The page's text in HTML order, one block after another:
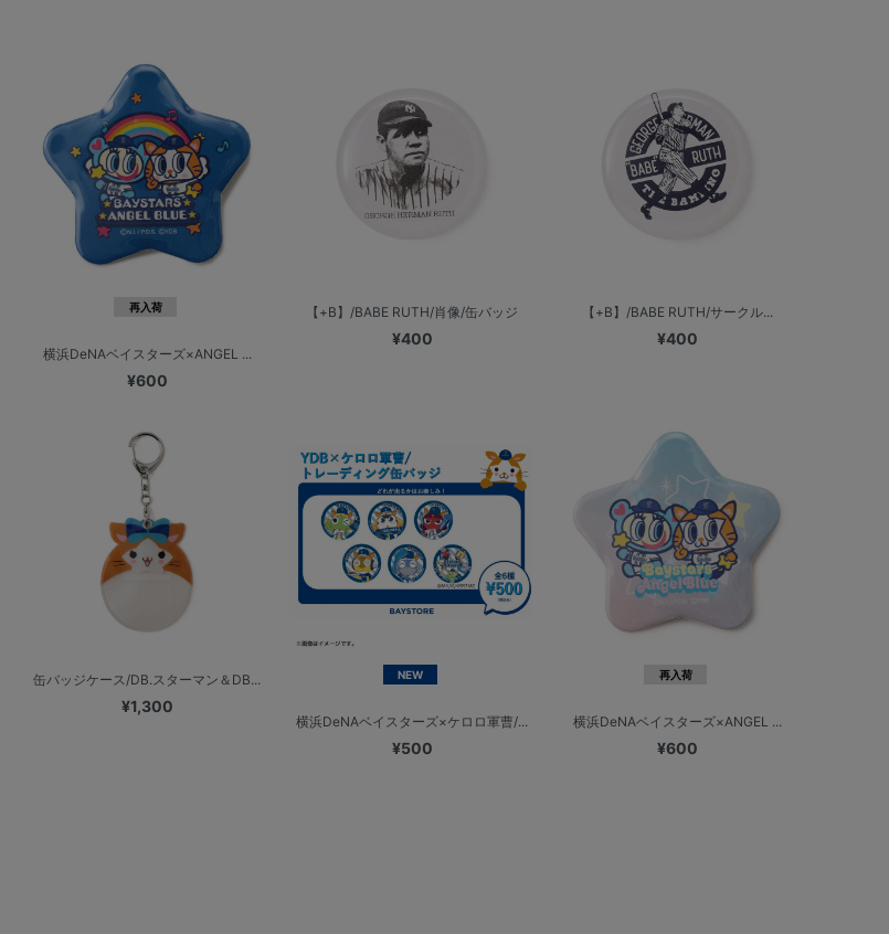
再入荷
横浜DeNAベイスターズ×ANGEL ...
¥600
【+B】/BABE RUTH/肖像/缶バッジ
¥400
【+B】/BABE RUTH/サークル...
¥400
缶バッジケース/DB.スターマン＆DB...
¥1,300
NEW
横浜DeNAベイスターズ×ケロロ軍曹/...
¥500
再入荷
横浜DeNAベイスターズ×ANGEL ...
¥600